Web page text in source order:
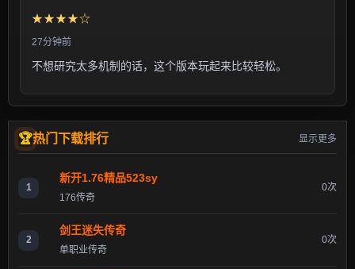
★★★★☆
27分钟前
不想研究太多机制的话，这个版本玩起来比较轻松。
热门下载排行 显示更多
1
新开1.76精品523sy
176传奇
0次
2
剑王迷失传奇
单职业传奇
0次